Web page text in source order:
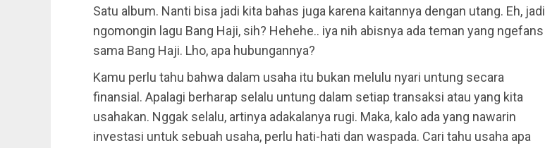
Satu album. Nanti bisa jadi kita bahas juga karena kaitannya dengan utang. Eh, jadi
ngomongin lagu Bang Haji, sih? Hehehe.. iya nih abisnya ada teman yang ngefans
sama Bang Haji. Lho, apa hubungannya?
Kamu perlu tahu bahwa dalam usaha itu bukan melulu nyari untung secara
finansial. Apalagi berharap selalu untung dalam setiap transaksi atau yang kita
usahakan. Nggak selalu, artinya adakalanya rugi. Maka, kalo ada yang nawarin
investasi untuk sebuah usaha, perlu hati-hati dan waspada. Cari tahu usaha apa